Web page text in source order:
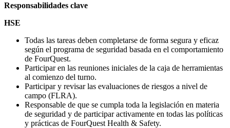
Responsabilidades clave
HSE
Todas las tareas deben completarse de forma segura y eficaz
según el programa de seguridad basada en el comportamiento
de FourQuest.
Participar en las reuniones iniciales de la caja de herramientas
al comienzo del turno.
Participar y revisar las evaluaciones de riesgos a nivel de
campo (FLRA).
Responsable de que se cumpla toda la legislación en materia
de seguridad y de participar activamente en todas las políticas
y prácticas de FourQuest Health & Safety.